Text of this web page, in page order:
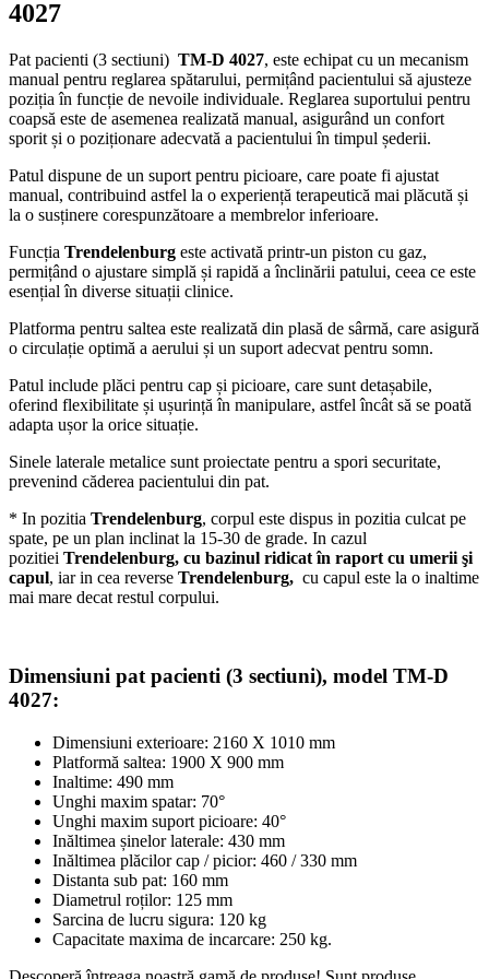
4027
Pat pacienti (3 sectiuni) TM-D 4027, este echipat cu un mecanism
manual pentru reglarea spătarului, permițând pacientului să ajusteze
poziția în funcție de nevoile individuale. Reglarea suportului pentru
coapsă este de asemenea realizată manual, asigurând un confort
sporit și o poziționare adecvată a pacientului în timpul șederii.
Patul dispune de un suport pentru picioare, care poate fi ajustat
manual, contribuind astfel la o experiență terapeutică mai plăcută și
la o susținere corespunzătoare a membrelor inferioare.
Funcția Trendelenburg este activată printr-un piston cu gaz,
permițând o ajustare simplă și rapidă a înclinării patului, ceea ce este
esențial în diverse situații clinice.
Platforma pentru saltea este realizată din plasă de sârmă, care asigură
o circulație optimă a aerului și un suport adecvat pentru somn.
Patul include plăci pentru cap și picioare, care sunt detașabile,
oferind flexibilitate și ușurință în manipulare, astfel încât să se poată
adapta ușor la orice situație.
Sinele laterale metalice sunt proiectate pentru a spori securitate,
prevenind căderea pacientului din pat.
* In pozitia Trendelenburg, corpul este dispus in pozitia culcat pe
spate, pe un plan inclinat la 15-30 de grade. In cazul
pozitiei Trendelenburg, cu bazinul ridicat în raport cu umerii şi
capul, iar in cea reverse Trendelenburg, cu capul este la o inaltime
mai mare decat restul corpului.
Dimensiuni pat pacienti (3 sectiuni), model TM-D
4027:
Dimensiuni exterioare: 2160 X 1010 mm
Platformă saltea: 1900 X 900 mm
Inaltime: 490 mm
Unghi maxim spatar: 70°
Unghi maxim suport picioare: 40°
Inăltimea șinelor laterale: 430 mm
Inăltimea plăcilor cap / picior: 460 / 330 mm
Distanta sub pat: 160 mm
Diametrul roților: 125 mm
Sarcina de lucru sigura: 120 kg
Capacitate maxima de incarcare: 250 kg.